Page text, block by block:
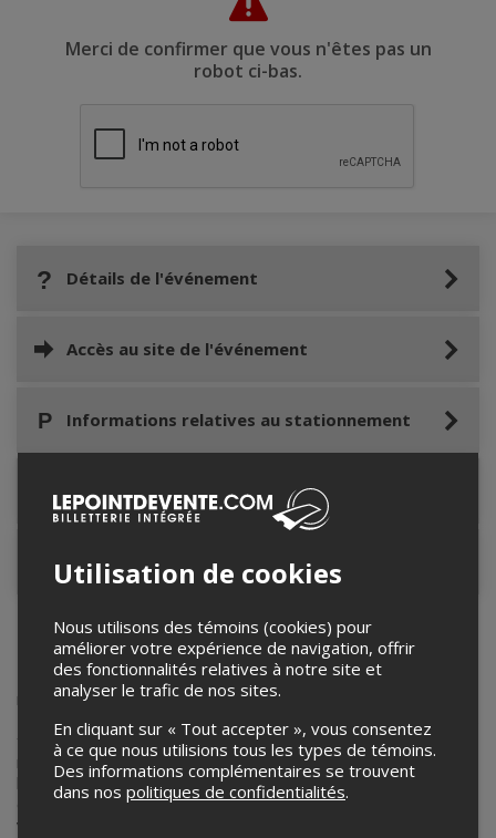
Merci de confirmer que vous n'êtes pas un
robot ci-bas.
Détails de l'événement
Accès au site de l'événement
Informations relatives au stationnement
Lieu de l'événement
Contacter l'organisateur
LE BELLADONE (plateau double)
Pop effrayante et paroles énigmatiques caractérisent la
musique de l’artiste, l’une des révélations des dernières
Francouvertes. Explorant ses expériences religieuses et ses
traumatismes sexuels, Le Belladone façonne une musique
noire et sensuelle, livrée de manière théâtrale et dans
laquelle les mélodies éthérées prodiguent quelques frissons
de crainte et de beauté. Pour interpeller la sorcière en
vous.
Utilisation de cookies
Nous utilisons des témoins (cookies) pour
améliorer votre expérience de navigation, offrir
des fonctionnalités relatives à notre site et
analyser le trafic de nos sites.
En cliquant sur « Tout accepter », vous consentez
à ce que nous utilisions tous les types de témoins.
Des informations complémentaires se trouvent
dans nos politiques de confidentialités.